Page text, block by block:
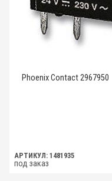
Phoenix Contact 2967950
АРТИКУЛ: 1481935
под заказ